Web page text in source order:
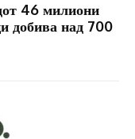
46 милиони
добива над 700